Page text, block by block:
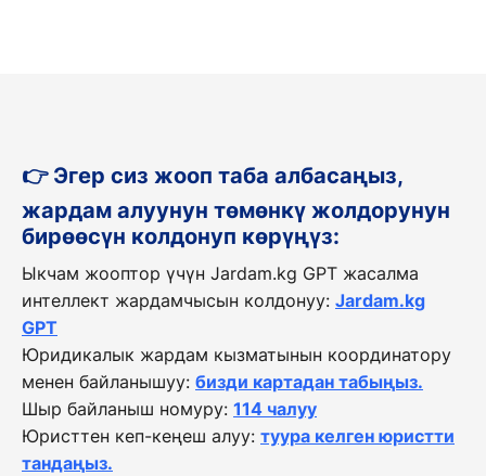
👉 Эгер сиз жооп таба албасаңыз,
жардам алуунун төмөнкү жолдорунун
бирөөсүн колдонуп көрүңүз:
Ыкчам жооптор үчүн Jardam.kg GPT жасалма
интеллект жардамчысын колдонуу: Jardam.kg
GPT
Юридикалык жардам кызматынын координатору
менен байланышуу: бизди картадан табыңыз.
Шыр байланыш номуру: 114 чалуу
Юристтен кеп-кеңеш алуу: туура келген юристти
тандаңыз.